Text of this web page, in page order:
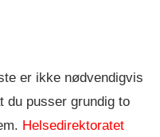
er ikke nødvendigvis
du pusser grundig to
Helsedirektoratet